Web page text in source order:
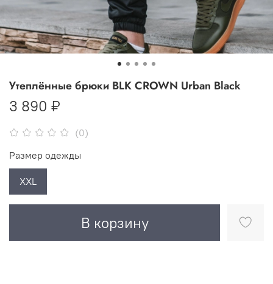
(0)
Утеплённые брюки BLK CROWN Urban Black
3 890 ₽
В корзину
Размер одежды
XXL